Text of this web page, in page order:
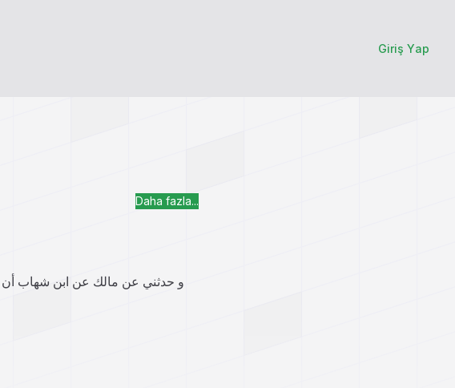
Giriş Yap
Daha fazla...
و حدثني عن مالك عن ابن شهاب أن